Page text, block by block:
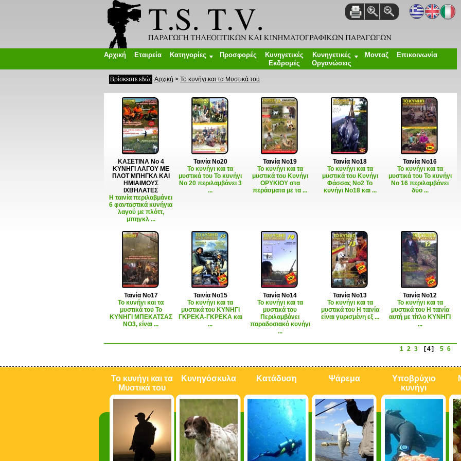
Αρχική Εταιρεία Κατηγορίες Προσφορές
Κυνηγετικές
Εκδρομές
Κυνηγετικές
Οργανώσεις
Μονταζ Επικοινωνία
Βρίσκεστε εδώ: Αρχική > Το κυνήγι και τα Μυστικά του
ΚΑΣΕΤΙΝΑ Νο 4
ΚΥΝΗΓΙ ΛΑΓΟΥ ME
ΠΛΟΤ ΜΠΗΓΚΛ ΚΑΙ
ΗΜΙΑΙΜΟΥΣ
ΙΧΒΗΛΑΤΕΣ
H ταινία περιλαβμάνει
6 φανταστικά κυνήγια
λαγού με πλόττ,
μπηγκλ ...
Ταινία Νο20
Το κυνήγι και τα
μυστικά του Το κυνήγι
Νο 20 περιλαμβάνει 3
...
Ταινία Νο19
Το κυνήγι και τα
μυστικά του Κυνήγι
ΟΡΥΚΙΟΥ στα
περάσματα με τα ...
Ταινία Νο18
Το κυνήγι και τα
μυστικά του Κυνήγι
Φάσσας Νο2 Το
κυνήγι Νο18 και ...
Ταινία Νο16
Το κυνήγι και τα
μυστικά του Το κυνήγι
Νο 16 περιλαμβάνει
δύο ...
Ταινία Νο17
Το κυνήγι και τα
μυστικά του Το
ΚΥΝΗΓΙ ΜΠΕΚΑΤΣΑΣ
ΝΟ3, είναι ...
Ταινία Νο15
Το κυνήγι και τα
μυστικά του ΚΥΝΗΓΙ
ΓΚΡΕΚΑ-ΓΚΡΕΚΑ και
...
Ταινία Νο14
Το κυνήγι και τα
μυστικά του
Περιλαμβάνει
παραδοσιακό κυνήγι
...
Ταινία Νο13
Το κυνήγι και τα
μυστικά του Η ταινία
είναι γυρισμένη εξ ...
Ταινία Νο12
Το κυνήγι και τα
μυστικά του Η ταινία
αυτή με τίτλο ΚΥΝΗΓΙ
...
1 2 3 [4] 5 6
Το κυνήγι και τα
Μυστικά του
Κυνηγόσκυλα Κατάδυση Ψάρεμα
Υποβρύχιο
κυνήγι